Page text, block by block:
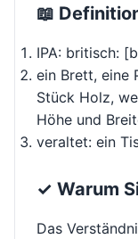
📖
IPA: britisch:
ein Brett, eine
Stück Holz,
Höhe und
veraltet: ein
✓ Warum
Das